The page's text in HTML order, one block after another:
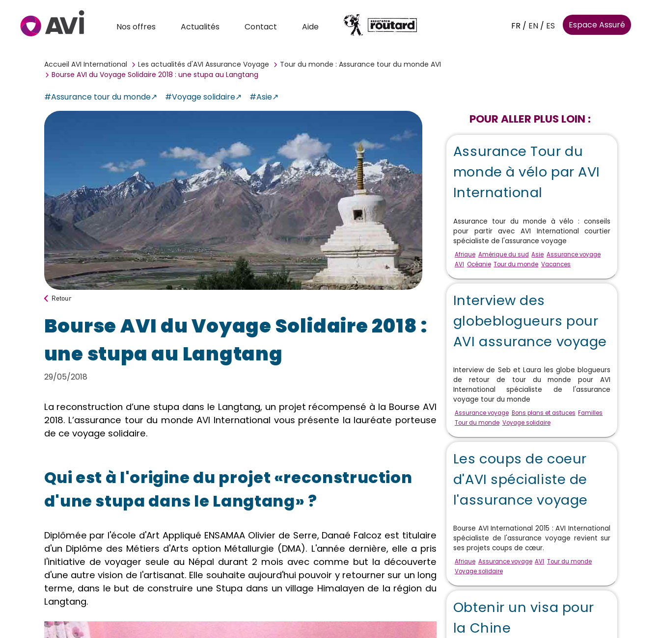
Nos offres Actualités Contact Aide FR / EN / ES Espace Assuré
Accueil AVI International Les actualités d'AVI Assurance Voyage
Tour du monde : Assurance tour du monde AVI
Bourse AVI du Voyage Solidaire 2018 : une stupa au Langtang
#Assurance tour du monde #Voyage solidaire #Asie
Retour
Bourse AVI du Voyage Solidaire 2018 :
une stupa au Langtang
29/05/2018
La reconstruction d’une stupa dans le Langtang, un projet récompensé à la Bourse AVI
2018. L’assurance tour du monde AVI International vous présente la lauréate porteuse
de ce voyage solidaire.
Qui est à l'origine du projet «reconstruction
d'une stupa dans le Langtang» ?
Diplômée par l'école d'Art Appliqué ENSAMAA Olivier de Serre, Danaé Falcoz est titulaire
d'un Diplôme des Métiers d'Arts option Métallurgie (DMA). L'année dernière, elle a pris
l'initiative de voyager seule au Népal durant 2 mois avec comme but la découverte
d'une autre vision de l'artisanat. Elle souhaite aujourd'hui pouvoir y retourner sur un long
terme, dans le but de construire une Stupa dans un village Himalayen de la région du
Langtang.
POUR ALLER PLUS LOIN :
Assurance Tour du
monde à vélo par AVI
International
Assurance tour du monde à vélo : conseils
pour partir avec AVI International courtier
spécialiste de l'assurance voyage
Afrique Amérique du sud Asie Assurance voyage
AVI Océanie Tour du monde Vacances
Interview des
globeblogueurs pour
AVI assurance voyage
Interview de Seb et Laura les globe blogueurs
de retour de tour du monde pour AVI
International spécialiste de l'assurance
voyage tour du monde
Assurance voyage Bons plans et astuces Familles
Tour du monde Voyage solidaire
Les coups de coeur
d'AVI spécialiste de
l'assurance voyage
Bourse AVI International 2015 : AVI International
spécialiste de l'assurance voyage revient sur
ses projets coups de cœur.
Afrique Assurance voyage AVI Tour du monde
Voyage solidaire
Obtenir un visa pour
la Chine